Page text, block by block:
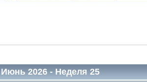
Июнь 2026- Неделя 25